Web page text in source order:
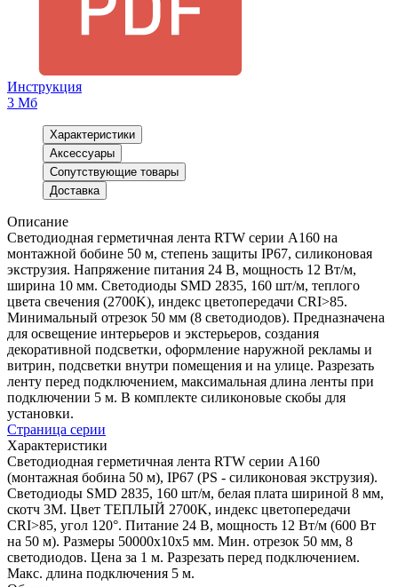
Инструкция
3 Мб
Характеристики
Аксессуары
Сопутствующие товары
Доставка
Описание
Светодиодная герметичная лента RTW серии A160 на
монтажной бобине 50 м, степень защиты IP67, силиконовая
экструзия. Напряжение питания 24 В, мощность 12 Вт/м,
ширина 10 мм. Светодиоды SMD 2835, 160 шт/м, теплого
цвета свечения (2700K), индекс цветопередачи CRI>85.
Минимальный отрезок 50 мм (8 светодиодов). Предназначена
для освещение интерьеров и экстерьеров, создания
декоративной подсветки, оформление наружной рекламы и
витрин, подсветки внутри помещения и на улице. Разрезать
ленту перед подключением, максимальная длина ленты при
подключении 5 м. В комплекте силиконовые скобы для
установки.
Страница серии
Характеристики
Светодиодная герметичная лента RTW серии A160
(монтажная бобина 50 м), IP67 (PS - силиконовая экструзия).
Светодиоды SMD 2835, 160 шт/м, белая плата шириной 8 мм,
скотч 3M. Цвет ТЕПЛЫЙ 2700K, индекс цветопередачи
CRI>85, угол 120°. Питание 24 В, мощность 12 Вт/м (600 Вт
на 50 м). Размеры 50000x10x5 мм. Мин. отрезок 50 мм, 8
светодиодов. Цена за 1 м. Разрезать перед подключением.
Макс. длина подключения 5 м.